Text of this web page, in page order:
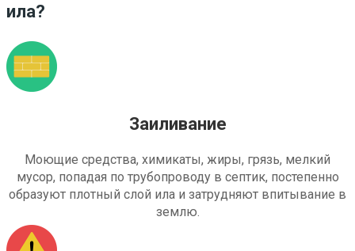
ила?
Заиливание
Моющие средства, химикаты, жиры, грязь, мелкий
мусор, попадая по трубопроводу в септик, постепенно
образуют плотный слой ила и затрудняют впитывание в
землю.